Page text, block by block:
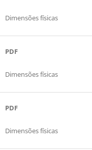
Dimensões físicas
PDF
Dimensões físicas
PDF
Dimensões físicas